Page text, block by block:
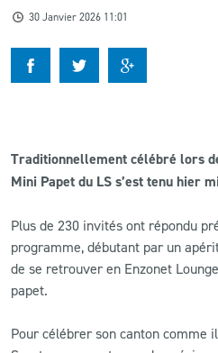
KIDS
RESTAURATION
CLUB
CONTACT
ACTUALITÉS
30 Janvier 2026 11:01
Traditionnellement célébré lors
Mini Papet du LS s’est tenu hier
Plus de 230 invités ont répondu
programme, débutant par un
de se retrouver en Enzonet
papet.
Pour célébrer son canton comme